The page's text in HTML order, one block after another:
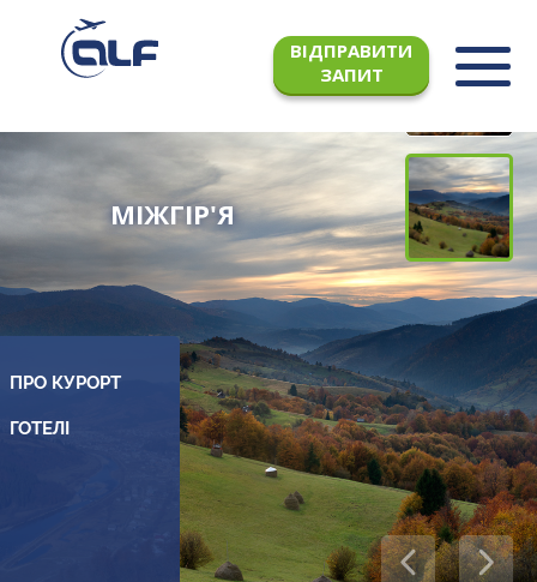
ВІДПРАВИТИ
ЗАПИТ
МІЖГІР'Я
ПРО КУРОРТ